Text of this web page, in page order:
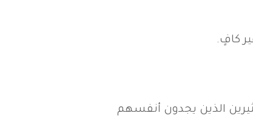
كافٍ.
الذين يجدون أنفسهم